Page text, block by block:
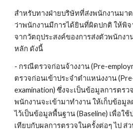
สำหรับทางฝ่ายบริษัทที่ส่งพนักงานมา
ว่าพนักงานมีการได้ยินที่ผิดปกติ ให้พิ
จากวัตถุประสงค์ของการส่งตัวพนักงา
หลัก ดังนี้
- กรณีตรวจก่อนจ้างงาน (Pre-
ตรวจก่อนเข้าประจำตำแหน่งงาน
examination) ซึ่งจะเป็นข้อมูลการตร
พนักงานจะเข้ามาทำงาน ให้เก็บข้อมู
ไว้เป็นข้อมูลพื้นฐาน (Baseline) เพื่อใ
เทียบกับผลการตรวจในครั้งต่อๆ ไป ส่